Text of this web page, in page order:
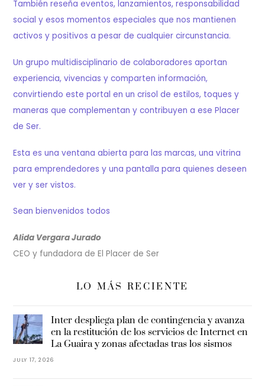
También reseña eventos, lanzamientos, responsabilidad
social y esos momentos especiales que nos mantienen
activos y positivos a pesar de cualquier circunstancia.
Un grupo multidisciplinario de colaboradores aportan
experiencia, vivencias y comparten información,
convirtiendo este portal en un crisol de estilos, toques y
maneras que complementan y contribuyen a ese Placer
de Ser.
Esta es una ventana abierta para las marcas, una vitrina
para emprendedores y una pantalla para quienes deseen
ver y ser vistos.
Sean bienvenidos todos
Alida Vergara Jurado
CEO y fundadora de El Placer de Ser
LO MÁS RECIENTE
Inter despliega plan de contingencia y avanza
en la restitución de los servicios de Internet en
La Guaira y zonas afectadas tras los sismos
JULY 17, 2026